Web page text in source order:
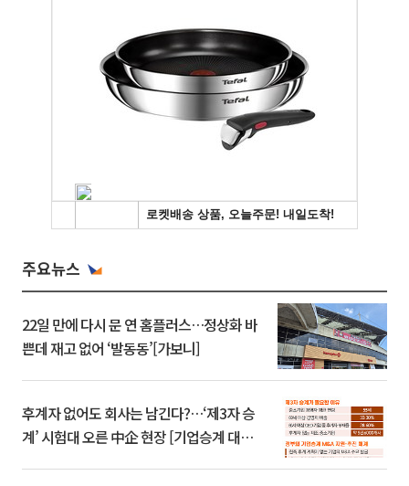
주요뉴스
22일 만에 다시 문 연 홈플러스…정상화 바
쁜데 재고 없어 ‘발동동’[가보니]
후계자 없어도 회사는 남긴다?…‘제3자 승
계’ 시험대 오른 中企 현장 [기업승계 대전